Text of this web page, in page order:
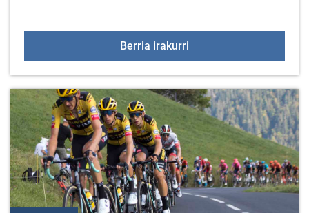
Berria irakurri